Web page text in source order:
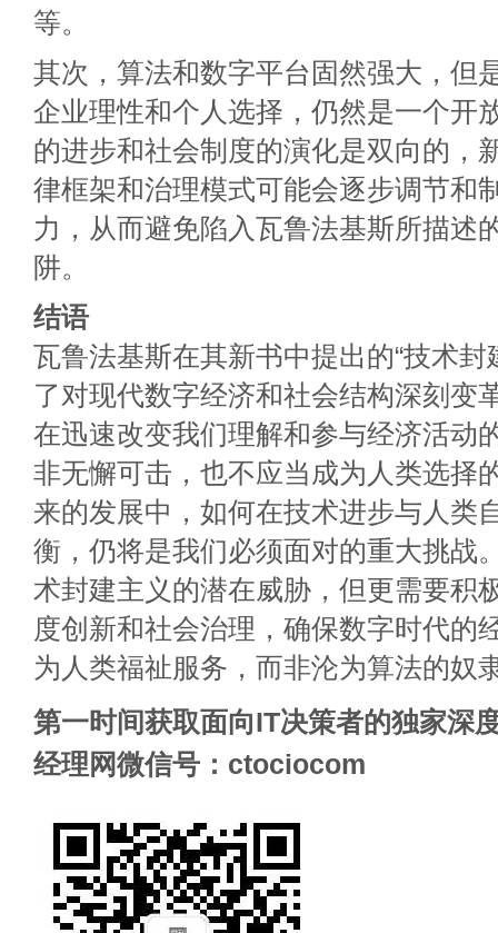
等。
其次，算法和数字平台固然强大，但
企业理性和个人选择，仍然是一个开
的进步和社会制度的演化是双向的，
律框架和治理模式可能会逐步调节和
力，从而避免陷入瓦鲁法基斯所描述
阱。
结语
瓦鲁法基斯在其新书中提出的“技术封
了对现代数字经济和社会结构深刻变
在迅速改变我们理解和参与经济活动
非无懈可击，也不应当成为人类选择
来的发展中，如何在技术进步与人类
衡，仍将是我们必须面对的重大挑战
术封建主义的潜在威胁，但更需要积
度创新和社会治理，确保数字时代的
为人类福祉服务，而非沦为算法的奴
第一时间获取面向IT决策者的独家深
经理网微信号：ctociocom